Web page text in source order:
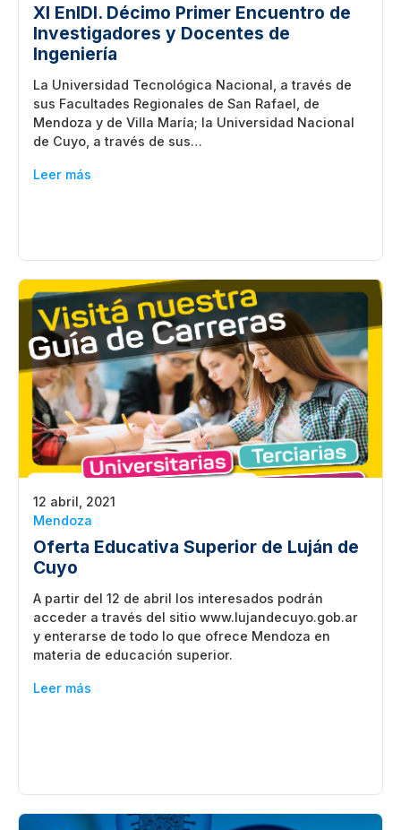
XI EnIDI. Décimo Primer Encuentro de
Investigadores y Docentes de
Ingeniería
La Universidad Tecnológica Nacional, a través de
sus Facultades Regionales de San Rafael, de
Mendoza y de Villa María; la Universidad Nacional
de Cuyo, a través de sus…
Leer más
12 abril, 2021
Mendoza
Oferta Educativa Superior de Luján de
Cuyo
A partir del 12 de abril los interesados podrán
acceder a través del sitio www.lujandecuyo.gob.ar
y enterarse de todo lo que ofrece Mendoza en
materia de educación superior.
Leer más